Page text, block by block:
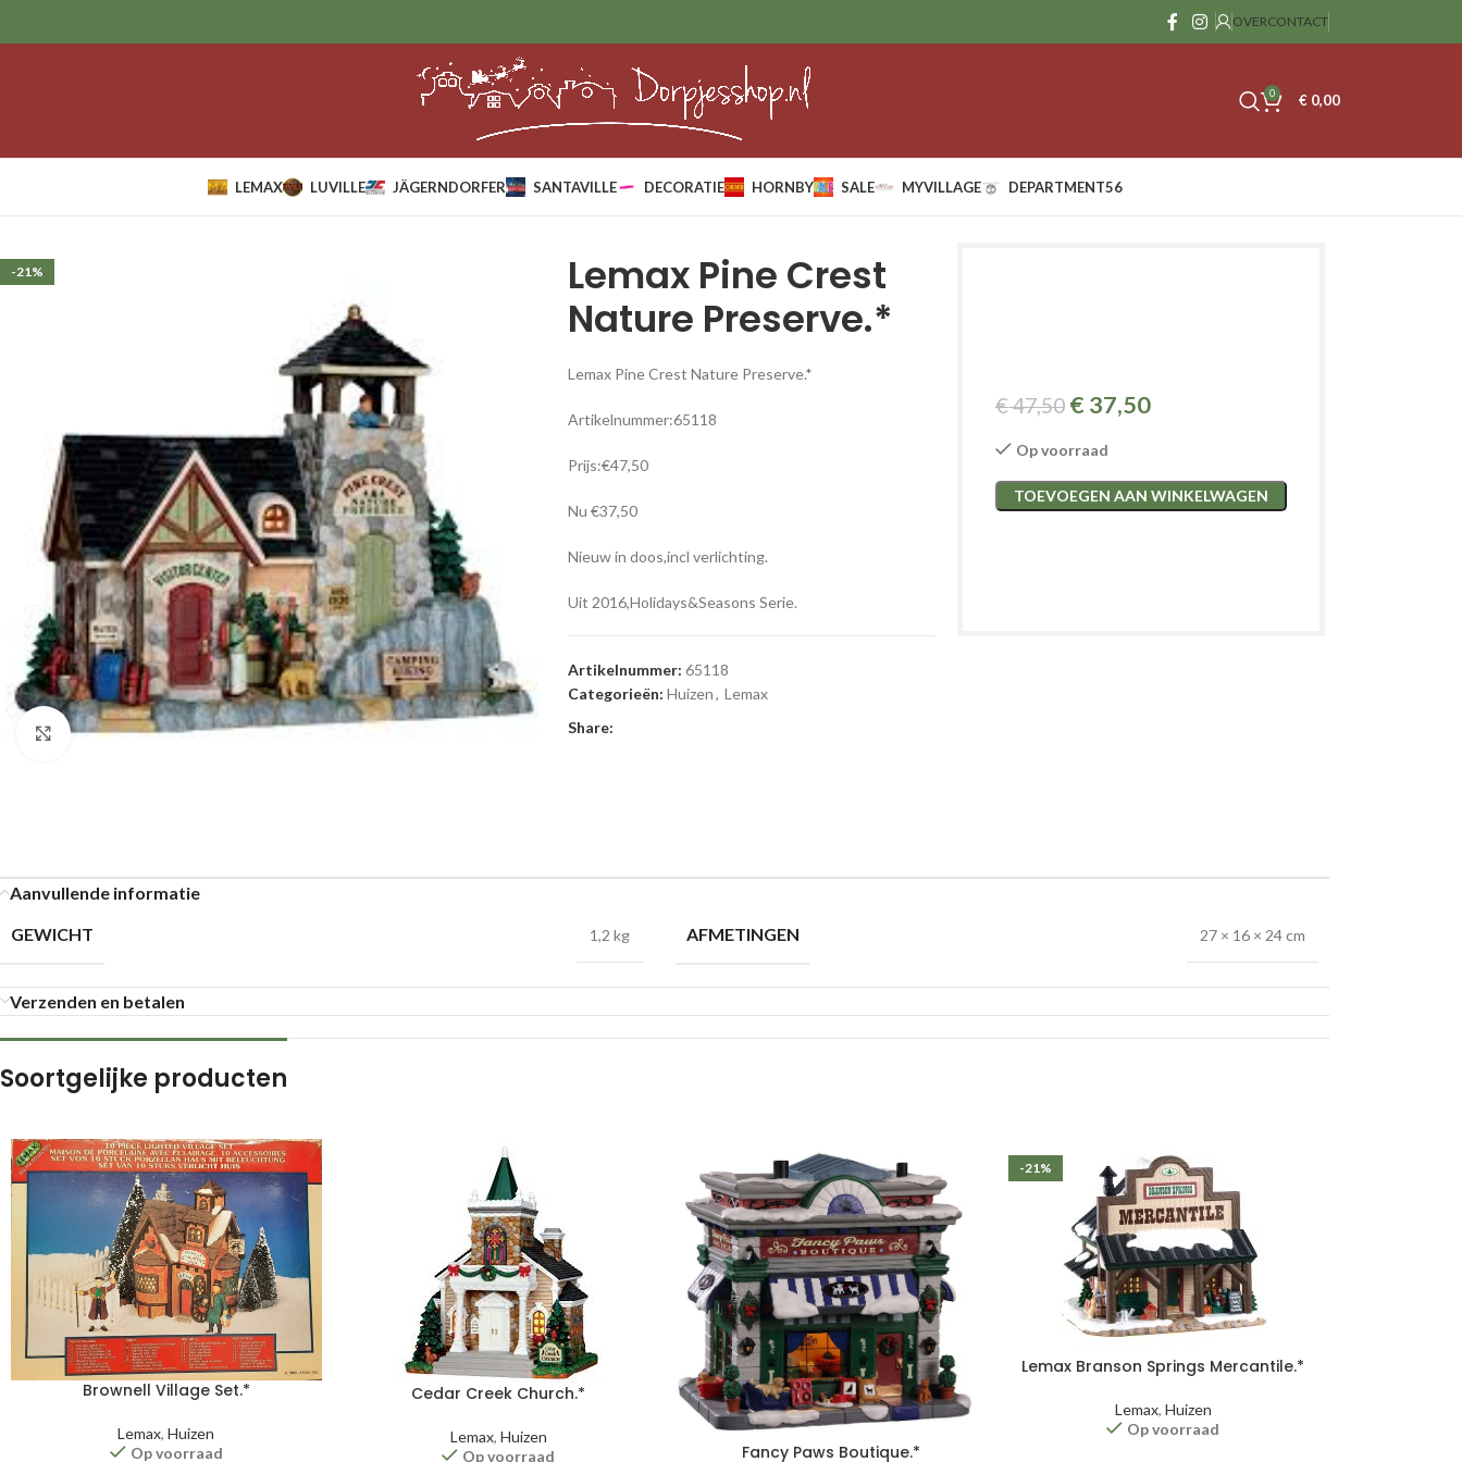
OVERCONTACT
0 € 0,00
LEMAX LUVILLE JÄGERNDORFER SANTAVILLE DECORATIE HORNBY SALE MYVILLAGE DEPARTMENT56
-21%
Klik om te vergroten
Lemax Pine Crest
Nature Preserve.*
Lemax Pine Crest Nature Preserve.*
Artikelnummer:65118
Prijs:€47,50
Nu €37,50
Nieuw in doos,incl verlichting.
Uit 2016,Holidays&Seasons Serie.
€47,50 € 37,50
Op voorraad
TOEVOEGEN AAN WINKELWAGEN
Artikelnummer: 65118
Categorieën: Huizen, Lemax
Share:
Aanvullende informatie
GEWICHT
1,2 kg AFMETINGEN 27 × 16 × 24 cm
Verzenden en betalen
Soortgelijke producten
Brownell Village Set.*
Lemax,Huizen
Op voorraad
Cedar Creek Church.*
Lemax, Huizen
Op voorraad
Fancy Paws Boutique.*
-21%
Lemax Branson Springs Mercantile.*
Lemax, Huizen
Op voorraad